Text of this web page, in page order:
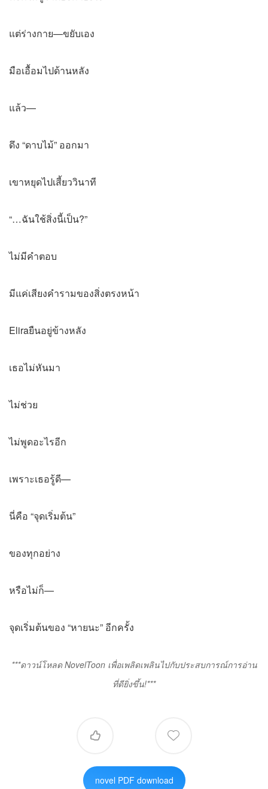
แต่ร่างกาย—ขยับเอง
มือเอื้อมไปด้านหลัง
แล้ว—
ดึง “ดาบไม้” ออกมา
เขาหยุดไปเสี้ยววินาที
“…ฉันใช้สิ่งนี้เป็น?”
ไม่มีคำตอบ
มีแค่เสียงคำรามของสิ่งตรงหน้า
Eliraยืนอยู่ข้างหลัง
เธอไม่หันมา
ไม่ช่วย
ไม่พูดอะไรอีก
เพราะเธอรู้ดี—
นี่คือ “จุดเริ่มต้น”
ของทุกอย่าง
หรือไม่ก็—
จุดเริ่มต้นของ “หายนะ” อีกครั้ง
***ดาวน์โหลด NovelToon เพื่อเพลิดเพลินไปกับประสบการณ์การอ่าน
ที่ดียิ่งขึ้น!***
 
novel PDF download